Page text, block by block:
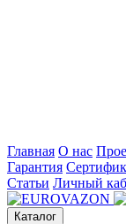
Главная О нас
Гарантия
Статьи Личный
Каталог